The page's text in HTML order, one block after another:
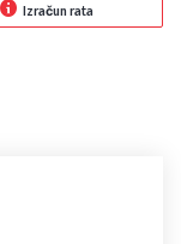
Izračun rata